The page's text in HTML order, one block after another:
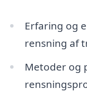
Erfaring og
rensning af
Metoder og